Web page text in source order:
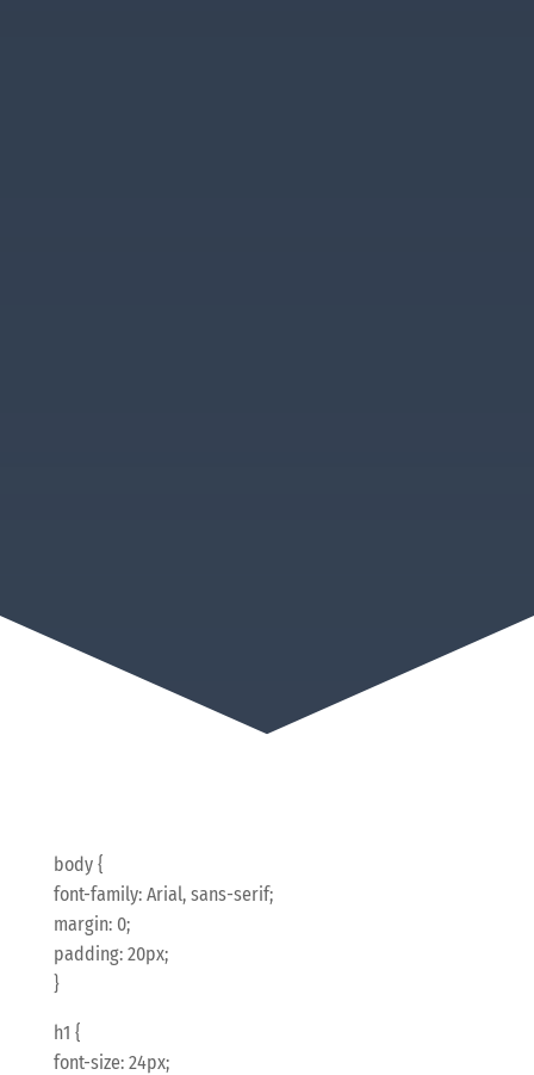
body {
font-family: Arial, sans-serif;
margin: 0;
padding: 20px;
}
h1 {
font-size: 24px;